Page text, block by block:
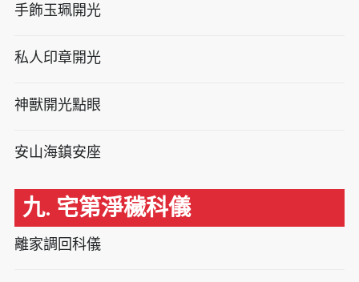
手飾玉珮開光
私人印章開光
神獸開光點眼
安山海鎮安座
九. 宅第淨穢科儀
離家調回科儀